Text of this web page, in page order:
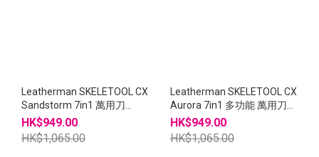
Leatherman SKELETOOL CX
Sandstorm 7in1 萬用刀
#833548
HK$949.00
HK$1,065.00
Leatherman SKELETOOL CX
Aurora 7in1 多功能 萬用刀
#833552
HK$949.00
HK$1,065.00